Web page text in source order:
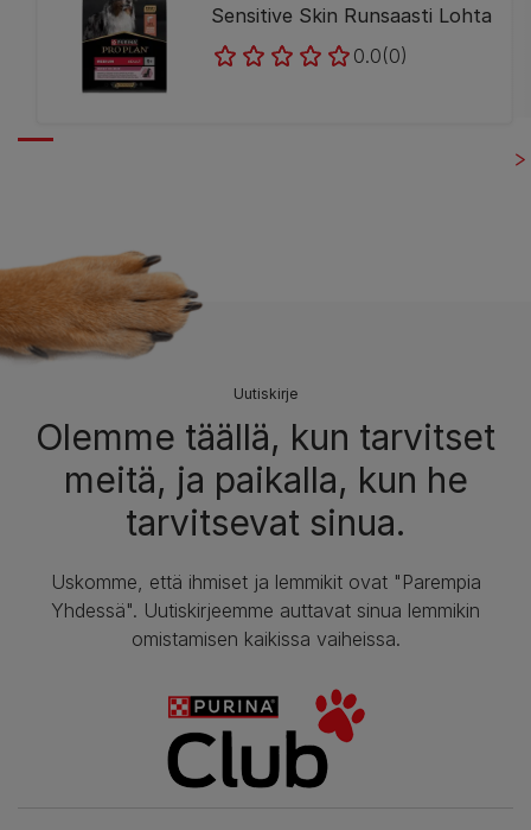
Sensitive Skin Runsaasti Lohta
0.0(0)
Uutiskirje
Olemme täällä, kun tarvitset
meitä, ja paikalla, kun he
tarvitsevat sinua.
Uskomme, että ihmiset ja lemmikit ovat "Parempia
Yhdessä". Uutiskirjeemme auttavat sinua lemmikin
omistamisen kaikissa vaiheissa.